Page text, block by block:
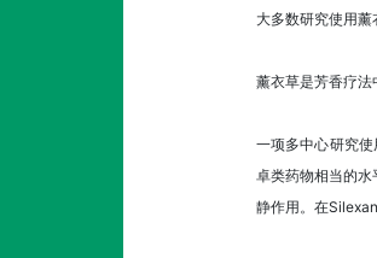
大多数研究使用
薰衣草是芳香疗法
一项多中心研究
卓类药物相当的
静作用。在